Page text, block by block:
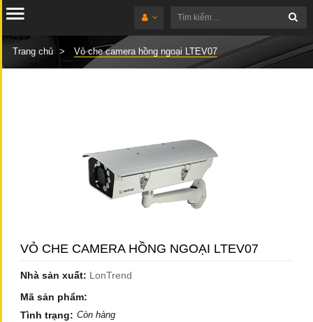
Trang chủ Vỏ che camera hồng ngoại LTEV07
VỎ CHE CAMERA HỒNG NGOẠI LTEV07
Nhà sản xuất: LonTrend
Mã sản phẩm:
Tình trạng: Còn hàng